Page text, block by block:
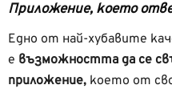
Приложение, което
Едно от най-хубавите
е възможността да се
приложение, което от